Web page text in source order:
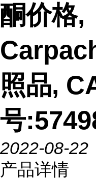
酮价格,
照品,
号
2022-08-22
产品详情